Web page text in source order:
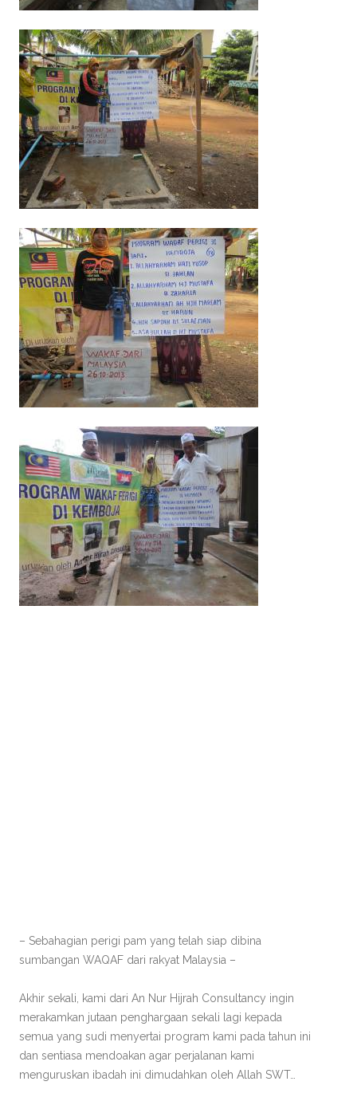
– Sebahagian perigi pam yang telah siap dibina
sumbangan WAQAF dari rakyat Malaysia –
Akhir sekali, kami dari An Nur Hijrah Consultancy ingin
merakamkan jutaan penghargaan sekali lagi kepada
semua yang sudi menyertai program kami pada tahun ini
dan sentiasa mendoakan agar perjalanan kami
menguruskan ibadah ini dimudahkan oleh Allah SWT…